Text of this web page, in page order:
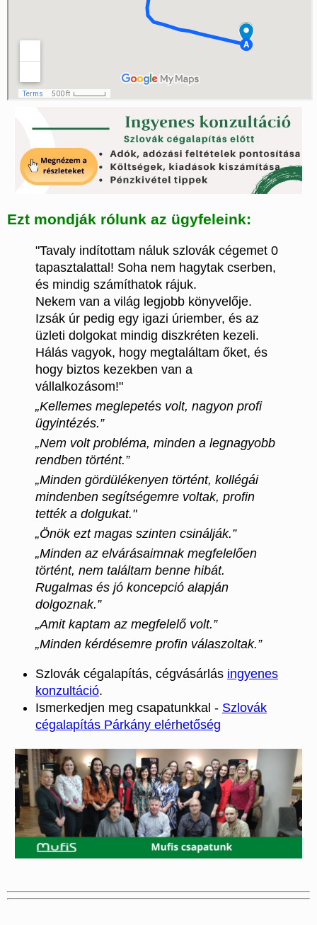
Ezt mondják rólunk az ügyfeleink:
"Tavaly indítottam náluk szlovák cégemet 0
tapasztalattal! Soha nem hagytak cserben,
és mindig számíthatok rájuk.
Nekem van a világ legjobb könyvelője.
Izsák úr pedig egy igazi úriember, és az
üzleti dolgokat mindig diszkréten kezeli.
Hálás vagyok, hogy megtaláltam őket, és
hogy biztos kezekben van a
vállalkozásom!"
„Kellemes meglepetés volt, nagyon profi
ügyintézés.”
„Nem volt probléma, minden a legnagyobb
rendben történt.”
„Minden gördülékenyen történt, kollégái
mindenben segítségemre voltak, profin
tették a dolgukat."
„Önök ezt magas szinten csinálják.”
„Minden az elvárásaimnak megfelelően
történt, nem találtam benne hibát.
Rugalmas és jó koncepció alapján
dolgoznak.”
„Amit kaptam az megfelelő volt.”
„Minden kérdésemre profin válaszoltak.”
Szlovák cégalapítás, cégvásárlás ingyenes
konzultáció.
Ismerkedjen meg csapatunkkal - Szlovák
cégalapítás Párkány elérhetőség